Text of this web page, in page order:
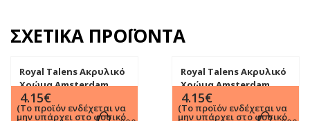
ΣΧΕΤΙΚΆ ΠΡΟΪΌΝΤΑ
Royal Talens Ακρυλικό
Χρώμα Amsterdam
Standard 120 ml 369
Primary Magenta
4.15€
(Το προϊόν ενδέχεται να
μην υπάρχει στο φυσικό
Royal Talens Ακρυλικό
Χρώμα Amsterdam
Standard 120 ml 396
Naph. Red Med.
4.15€
(Το προϊόν ενδέχεται να
μην υπάρχει στο φυσικό